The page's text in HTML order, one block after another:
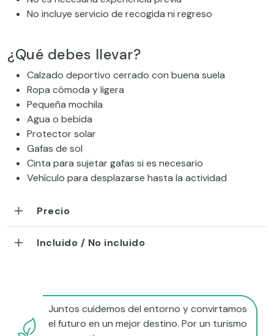
No incluye servicio de recogida ni regreso
¿Qué debes llevar?
Calzado deportivo cerrado con buena suela
Ropa cómoda y ligera
Pequeña mochila
Agua o bebida
Protector solar
Gafas de sol
Cinta para sujetar gafas si es necesario
Vehículo para desplazarse hasta la actividad
Precio
Incluido / No incluido
Juntos cuidemos del entorno y convirtamos
el futuro en un mejor destino. Por un turismo